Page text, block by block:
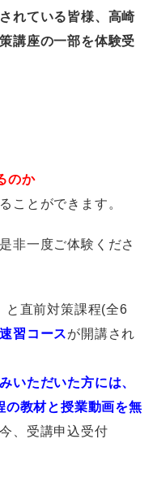
れている皆様、高崎
講座の一部を体験受
のか
ことができます。
非一度ご体験くださ
と直前対策課程(全6
速習コースが開講され
いただいた方には、
の教材と授業動画を無
、受講申込受付